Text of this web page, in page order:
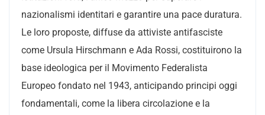
nazionalismi identitari e garantire una pace duratura.
Le loro proposte, diffuse da attiviste antifasciste
come Ursula Hirschmann e Ada Rossi, costituirono la
base ideologica per il Movimento Federalista
Europeo fondato nel 1943, anticipando principi oggi
fondamentali, come la libera circolazione e la